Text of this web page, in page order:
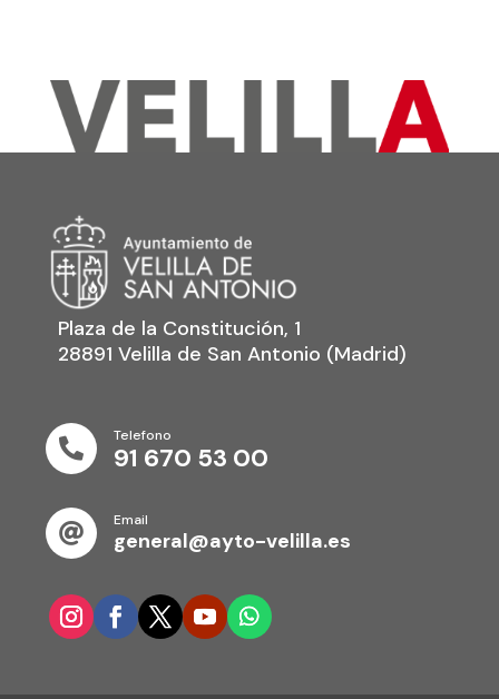
Plaza de la Constitución, 1
28891 Velilla de San Antonio (Madrid)

Telefono
91 670 53 00

Email
general@ayto-velilla.es